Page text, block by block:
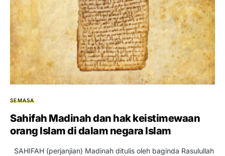
SEMASA
Sahifah Madinah dan hak keistimewaan
orang Islam di dalam negara Islam
SAHIFAH (perjanjian) Madinah ditulis oleh baginda Rasulullah